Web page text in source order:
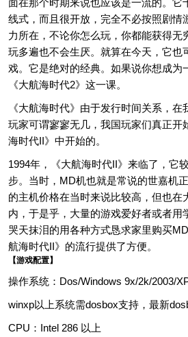
面在那个时期来说也应该是一流的。它
线式，而且很开放，完全不必按照剧情
力所在，不论你怎么玩，你都能获得无
玩多遍也不会生厌。就算在今天，它也
戏。它是绝对的经典。如果说你想成为
《大航海时代2》这一课。
《大航海时代》由于发行时间关系，
玩家可谓寥寥无几，我国玩家们真正开
海时代II》中开始的。
1994年，《大航海时代II》来临了，它
步。当时，MD机也就是常说的世嘉机
的主机价格在当时来说比较高，但也在
内，于是乎，大量的游戏爱好者或者用
哭天抹泪的用各种方式恳求家里购买
航海时代II》的流行提供了方便。
【游戏配置】
操作系统：Dos/Windows 9x/2k/2003/
winxp以上系统需dosbox支持，最新
CPU：Intel 286 以上